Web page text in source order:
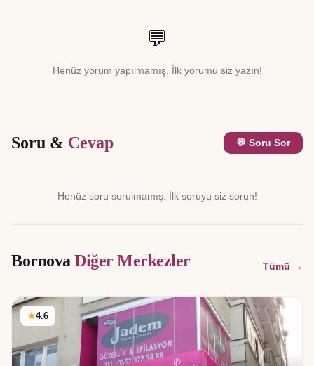
💬
Henüz yorum yapılmamış. İlk yorumu siz yazın!
Soru & Cevap 💬 Soru Sor
Henüz soru sorulmamış. İlk soruyu siz sorun!
Bornova Diğer Merkezler Tümü →
★4.6